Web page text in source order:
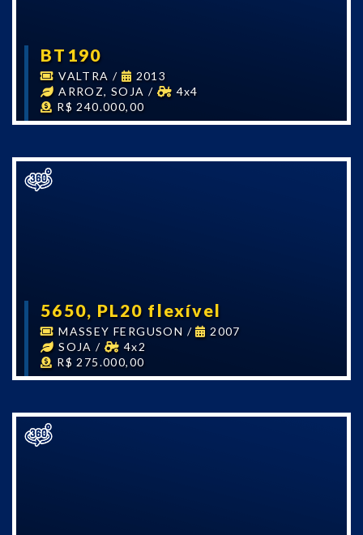
BT190
VALTRA /
2013
ARROZ, SOJA /
4x4
R$ 240.000,00
5650, PL20 flexível
MASSEY FERGUSON /
2007
SOJA /
4x2
R$ 275.000,00